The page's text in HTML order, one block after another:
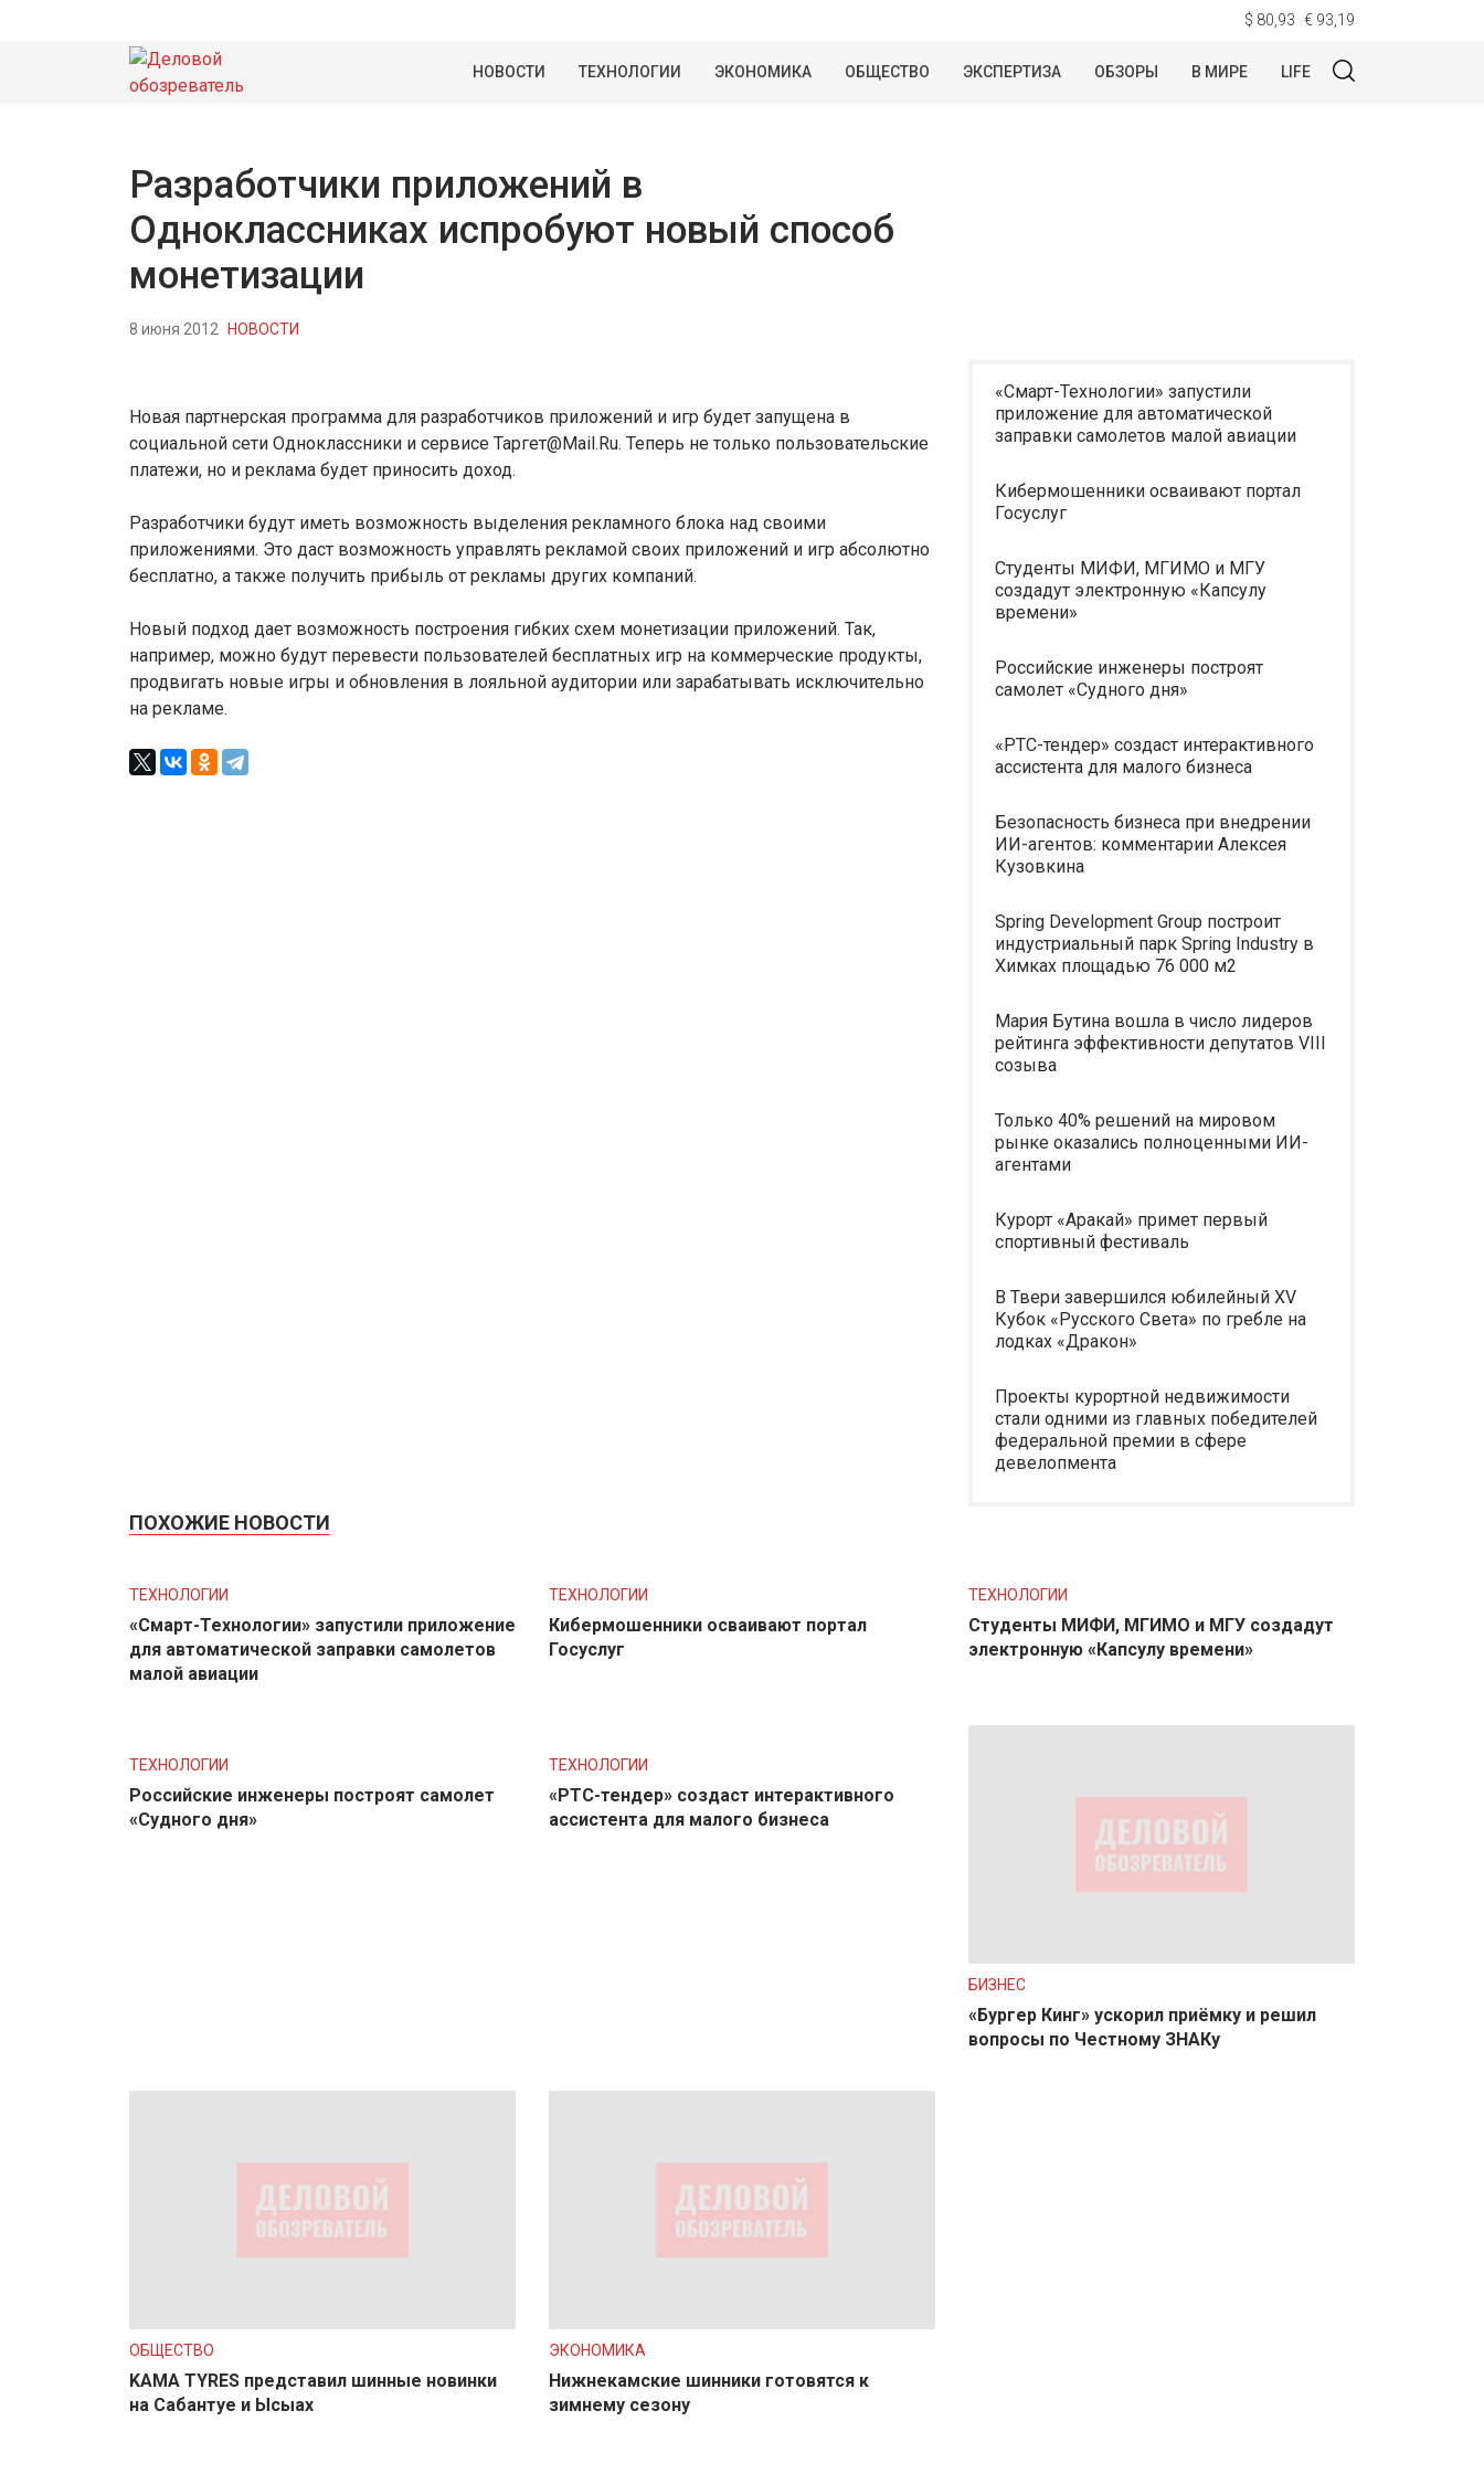
$ 80,93 € 93,19
НОВОСТИ ТЕХНОЛОГИИ ЭКОНОМИКА ОБЩЕСТВО ЭКСПЕРТИЗА ОБЗОРЫ В МИРЕ LIFE
Разработчики приложений в
Одноклассниках испробуют новый способ
монетизации
8 июня 2012 НОВОСТИ
Новая партнерская программа для разработчиков приложений и игр будет запущена в
социальной сети Одноклассники и сервисе Таргет@Mail.Ru. Теперь не только пользовательские
платежи, но и реклама будет приносить доход.
Разработчики будут иметь возможность выделения рекламного блока над своими
приложениями. Это даст возможность управлять рекламой своих приложений и игр абсолютно
бесплатно, а также получить прибыль от рекламы других компаний.
Новый подход дает возможность построения гибких схем монетизации приложений. Так,
например, можно будут перевести пользователей бесплатных игр на коммерческие продукты,
продвигать новые игры и обновления в лояльной аудитории или зарабатывать исключительно
на рекламе.
«Смарт-Технологии» запустили
приложение для автоматической
заправки самолетов малой авиации
Кибермошенники осваивают портал
Госуслуг
Студенты МИФИ, МГИМО и МГУ
создадут электронную «Капсулу
времени»
Российские инженеры построят
самолет «Судного дня»
«РТС-тендер» создаст интерактивного
ассистента для малого бизнеса
Безопасность бизнеса при внедрении
ИИ-агентов: комментарии Алексея
Кузовкина
Spring Development Group построит
индустриальный парк Spring Industry в
Химках площадью 76 000 м2
Мария Бутина вошла в число лидеров
рейтинга эффективности депутатов VIII
созыва
Только 40% решений на мировом
рынке оказались полноценными ИИ-
агентами
Курорт «Аракай» примет первый
спортивный фестиваль
В Твери завершился юбилейный XV
Кубок «Русского Света» по гребле на
лодках «Дракон»
Проекты курортной недвижимости
стали одними из главных победителей
федеральной премии в сфере
девелопмента
ПОХОЖИЕ НОВОСТИ
ТЕХНОЛОГИИ
«Смарт-Технологии» запустили приложение
для автоматической заправки самолетов
малой авиации
ТЕХНОЛОГИИ
Кибермошенники осваивают портал
Госуслуг
ТЕХНОЛОГИИ
Студенты МИФИ, МГИМО и МГУ создадут
электронную «Капсулу времени»
ТЕХНОЛОГИИ
Российские инженеры построят самолет
«Судного дня»
ТЕХНОЛОГИИ
«РТС-тендер» создаст интерактивного
ассистента для малого бизнеса
БИЗНЕС
«Бургер Кинг» ускорил приёмку и решил
вопросы по Честному ЗНАКу
ОБЩЕСТВО
KAMA TYRES представил шинные новинки
на Сабантуе и Ысыах
ЭКОНОМИКА
Нижнекамские шинники готовятся к
зимнему сезону